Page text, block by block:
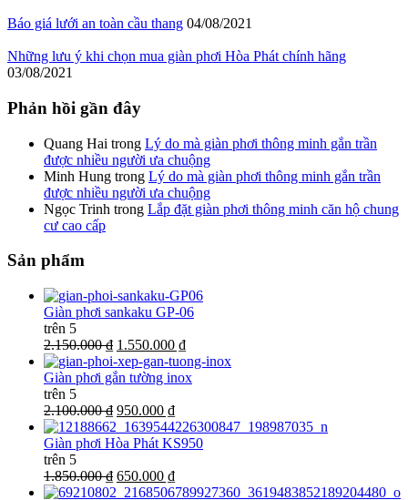
Báo giá lưới an toàn cầu thang 04/08/2021
Những lưu ý khi chọn mua giàn phơi Hòa Phát chính hãng
03/08/2021
Phản hồi gần đây
Quang Hai trong Lý do mà giàn phơi thông minh gắn trần
được nhiều người ưa chuộng
Minh Hung trong Lý do mà giàn phơi thông minh gắn trần
được nhiều người ưa chuộng
Ngọc Trinh trong Lắp đặt giàn phơi thông minh căn hộ chung
cư cao cấp
Sản phẩm
Giàn phơi sankaku GP-06
trên 5
2.150.000 ₫ 1.550.000 ₫
Giàn phơi gắn tường inox
trên 5
2.100.000 ₫ 950.000 ₫
Giàn phơi Hòa Phát KS950
trên 5
1.850.000 ₫ 650.000 ₫